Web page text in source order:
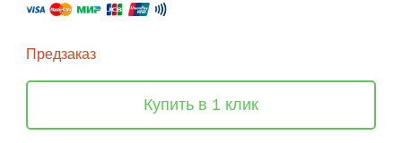
Предзаказ
Купить в 1 клик